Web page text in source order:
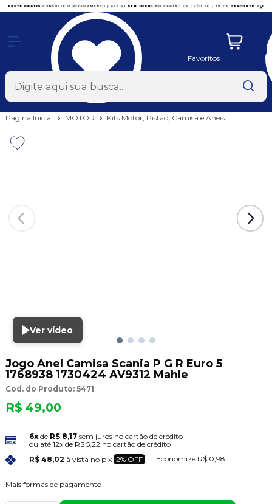
x
Favoritos
Página Inicial MOTOR Kits Motor, Pistão, Camisa e Aneis
Ver vídeo
Jogo Anel Camisa Scania P G R Euro 5
1768938 1730424 AV9312 Mahle
Cod. do Produto: 5471
R$ 49,00
6xde R$ 8,17 sem juros no cartão de crédito
ou até 12xde R$ 5,22 no cartão de crédito
R$ 48,02 à vista no pix 2% OFF Economize R$ 0,98
Mais formas de pagamento